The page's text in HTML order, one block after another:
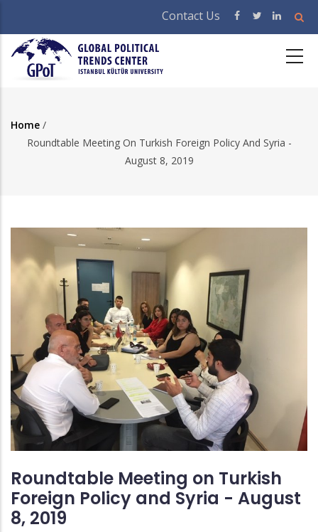
main
content
Contact Us
Breadcrumb
Home /
Roundtable Meeting On Turkish Foreign Policy And Syria -
August 8, 2019
Roundtable Meeting on Turkish
Foreign Policy and Syria - August
8, 2019